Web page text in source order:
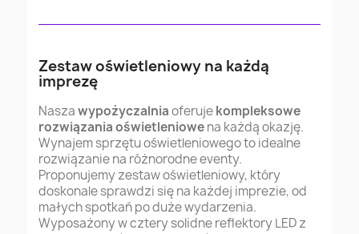
Zestaw oświetleniowy na każdą
imprezę
Naszawypożyczalniaoferujekompleksowe
rozwiązania oświetleniowena każdą okazję.
Wynajem sprzętu oświetleniowego to idealne
rozwiązanie na różnorodne eventy.
Proponujemy zestaw oświetleniowy, który
doskonale sprawdzi się na każdej imprezie, od
małych spotkań po duże wydarzenia.
Wyposażony w cztery solidne reflektory LED z